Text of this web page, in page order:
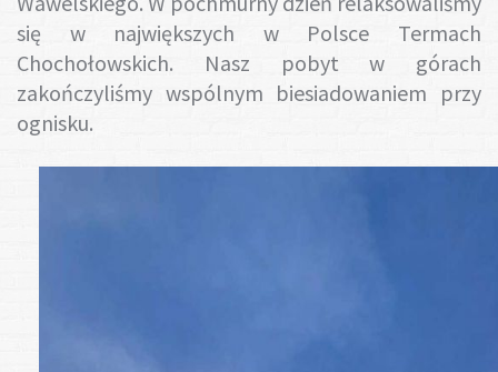
się w największych w Polsce Termach
Chochołowskich. Nasz pobyt w górach
zakończyliśmy wspólnym biesiadowaniem przy
ognisku.